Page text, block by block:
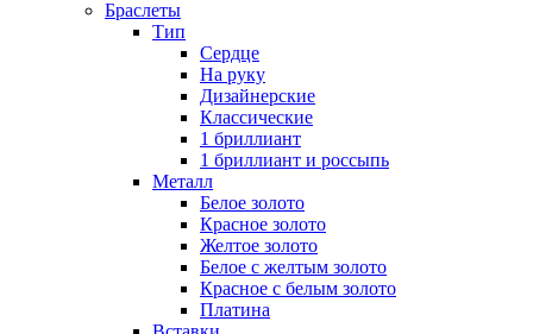
Браслеты
Тип
Сердце
На руку
Дизайнерские
Классические
1 бриллиант
1 бриллиант и россыпь
Металл
Белое золото
Красное золото
Желтое золото
Белое с желтым золото
Красное с белым золото
Платина